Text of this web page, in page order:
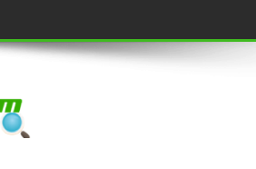
Luang
IBNU ‘AṬĀ’ILLĀH - Peringkat-peringkat Zikir
SUFI PERTAMA DI ZAMAN RASULULLAH